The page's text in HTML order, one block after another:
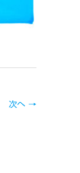
次へ →